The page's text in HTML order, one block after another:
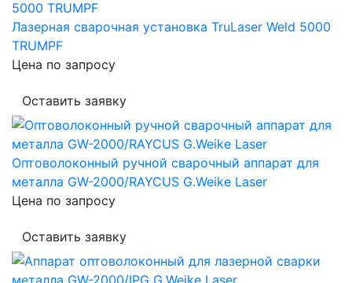
Лазерная сварочная установка TruLaser Weld 5000
TRUMPF
Цена по запросу
Оставить заявку
Оптоволоконный ручной сварочный аппарат для
металла GW-2000/RAYCUS G.Weike Laser
Цена по запросу
Оставить заявку